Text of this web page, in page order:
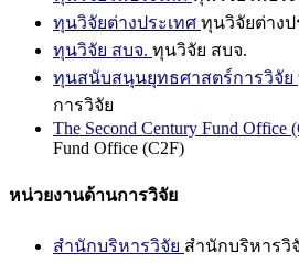
ทุนวิจัยต่างประเทศ ทุนวิจัยต่างป
ทุนวิจัย สบจ. ทุนวิจัย สบจ.
ทุนสนับสนุนยุทธศาสตร์การวิจัย
การวิจัย
The Second Century Fund Office
Fund Office (C2F)
หน่วยงานด้านการวิจัย
สำนักบริหารวิจัย สำนักบริหารวิ